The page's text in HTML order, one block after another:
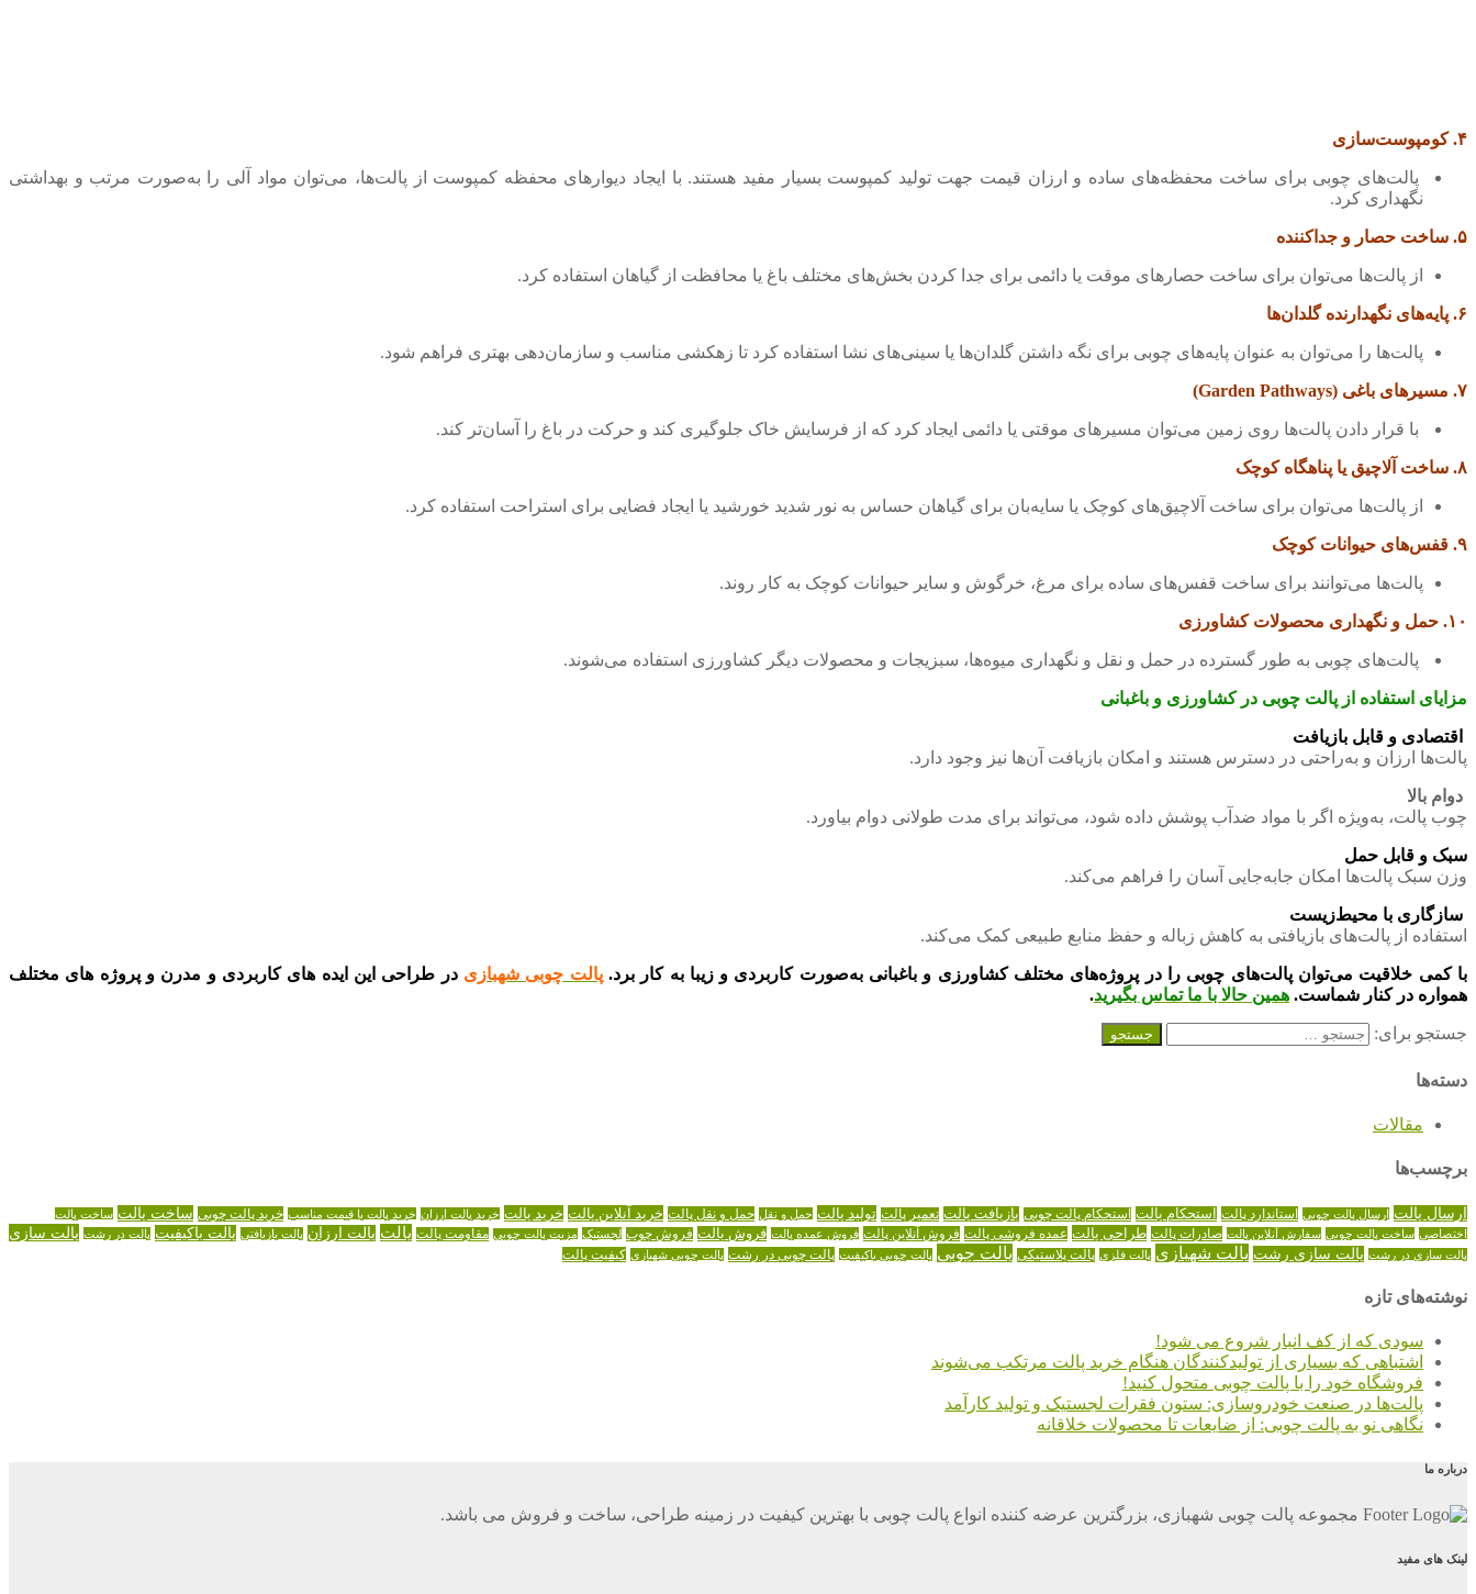
۴. کومپوست‌سازی
پالت‌های چوبی برای ساخت محفظه‌های ساده و ارزان قیمت جهت تولید کمپوست بسیار مفید هستند. با ایجاد دیوارهای محفظه کمپوست از پالت‌ها، می‌توان مواد آلی را به‌صورت مرتب و بهداشتی
نگهداری کرد.
۵. ساخت حصار و جداکننده
از پالت‌ها می‌توان برای ساخت حصارهای موقت یا دائمی برای جدا کردن بخش‌های مختلف باغ یا محافظت از گیاهان استفاده کرد.
۶. پایه‌های نگهدارنده گلدان‌ها
پالت‌ها را می‌توان به عنوان پایه‌های چوبی برای نگه داشتن گلدان‌ها یا سینی‌های نشا استفاده کرد تا زهکشی مناسب و سازمان‌دهی بهتری فراهم شود.
۷. مسیرهای باغی (Garden Pathways)
با قرار دادن پالت‌ها روی زمین می‌توان مسیرهای موقتی یا دائمی ایجاد کرد که از فرسایش خاک جلوگیری کند و حرکت در باغ را آسان‌تر کند.
۸. ساخت آلاچیق یا پناهگاه کوچک
از پالت‌ها می‌توان برای ساخت آلاچیق‌های کوچک یا سایه‌بان برای گیاهان حساس به نور شدید خورشید یا ایجاد فضایی برای استراحت استفاده کرد.
۹. قفس‌های حیوانات کوچک
پالت‌ها می‌توانند برای ساخت قفس‌های ساده برای مرغ، خرگوش و سایر حیوانات کوچک به کار روند.
۱۰. حمل و نگهداری محصولات کشاورزی
پالت‌های چوبی به طور گسترده در حمل و نقل و نگهداری میوه‌ها، سبزیجات و محصولات دیگر کشاورزی استفاده می‌شوند.
مزایای استفاده از پالت چوبی در کشاورزی و باغبانی
اقتصادی و قابل بازیافت
پالت‌ها ارزان و به‌راحتی در دسترس هستند و امکان بازیافت آن‌ها نیز وجود دارد.
دوام بالا
چوب پالت، به‌ویژه اگر با مواد ضدآب پوشش داده شود، می‌تواند برای مدت طولانی دوام بیاورد.
سبک و قابل حمل
وزن سبک پالت‌ها امکان جابه‌جایی آسان را فراهم می‌کند.
سازگاری با محیط‌زیست
استفاده از پالت‌های بازیافتی به کاهش زباله و حفظ منابع طبیعی کمک می‌کند.
با کمی خلاقیت می‌توان پالت‌های چوبی را در پروژه‌های مختلف کشاورزی و باغبانی به‌صورت کاربردی و زیبا به کار برد.پالت چوبی شهبازی در طراحی این ایده های کاربردی و مدرن و پروژه های مختلف
همواره در کنار شماست. همین حالا با ما تماس بگیرید.
جستجو برای:
دسته‌ها
مقالات
برچسب‌ها
ارسال پالت ارسال پالت چوبی استاندارد پالت استحکام پالت استحکام پالت چوبی بازیافت پالت تعمیر پالت تولید پالت حمل و نقل حمل و نقل پالت خرید آنلاین پالت خرید پالت خرید پالت ارزان خرید پالت با قیمت مناسب خرید پالت چوبی ساخت پالت ساخت پالت
اختصاصی ساخت پالت چوبی سفارش آنلاین پالت صادرات پالت طراحی پالت عمده فروشی پالت فروش آنلاین پالت فروش عمده پالت فروش پالت فروش چوب لجستیک مزیت پالت چوبی مقاومت پالت پالت پالت ارزان پالت بازیافتی پالت باکیفیت پالت در رشت پالت سازی
پالت سازی در رشت پالت سازی رشت پالت شهبازی پالت فلزی پالت پلاستیکی پالت چوبی پالت چوبی باکیفیت پالت چوبی در رشت پالت چوبی شهبازی کیفیت پالت
نوشته‌های تازه
سودی که از کف انبار شروع می شود!
اشتباهی که بسیاری از تولیدکنندگان هنگام خرید پالت مرتکب می‌شوند
فروشگاه خود را با پالت چوبی متحول کنید!
پالت‌ها در صنعت خودروسازی: ستون فقرات لجستیک و تولید کارآمد
نگاهی نو به پالت چوبی: از ضایعات تا محصولات خلاقانه
درباره ما
مجموعه پالت چوبی شهبازی، بزرگترین عرضه کننده انواع پالت چوبی با بهترین کیفیت در زمینه طراحی، ساخت و فروش می باشد.
لینک های مفید